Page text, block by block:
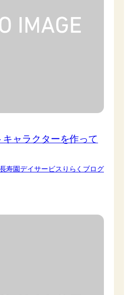
ャラクターを作って
長寿園デイサービスりらくブログ